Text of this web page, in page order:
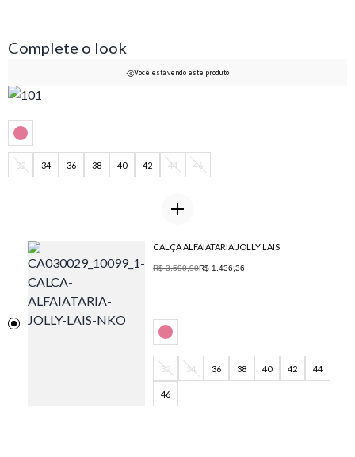
Complete o look
Você está vendo este produto
32 34 36 38 40 42 44 46
CALÇA ALFAIATARIA JOLLY LAIS
R$ 3.590,90R$ 1.436,36
32 34 36 38 40 42 44
46